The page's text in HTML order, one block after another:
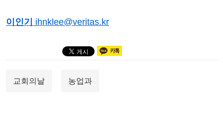
이인기 ihnklee@veritas.kr
교회의날 농업과